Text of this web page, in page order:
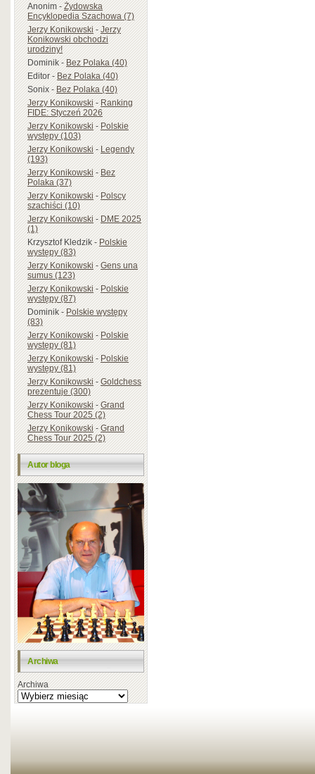
Anonim-Żydowska
Encyklopedia Szachowa (7)
Jerzy Konikowski-Jerzy
Konikowski obchodzi
urodziny!
Dominik-Bez Polaka (40)
Editor-Bez Polaka (40)
Sonix-Bez Polaka (40)
Jerzy Konikowski-Ranking
FIDE: Styczeń 2026
Jerzy Konikowski-Polskie
występy (103)
Jerzy Konikowski-Legendy
(193)
Jerzy Konikowski-Bez
Polaka (37)
Jerzy Konikowski-Polscy
szachiści (10)
Jerzy Konikowski-DME 2025
(1)
Krzysztof Kledzik-Polskie
występy (83)
Jerzy Konikowski-Gens una
sumus (123)
Jerzy Konikowski-Polskie
występy (87)
Dominik-Polskie występy
(83)
Jerzy Konikowski-Polskie
występy (81)
Jerzy Konikowski-Polskie
występy (81)
Jerzy Konikowski-Goldchess
prezentuje (300)
Jerzy Konikowski-Grand
Chess Tour 2025 (2)
Jerzy Konikowski-Grand
Chess Tour 2025 (2)
Autor bloga
Archiwa
Archiwa